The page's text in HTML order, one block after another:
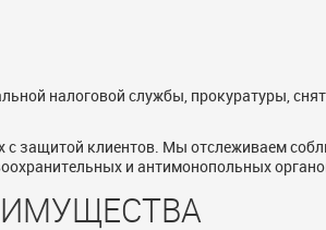
налоговой службы, прокуратуры,
защитой клиентов. Мы отслеживаем
и антимонопольных